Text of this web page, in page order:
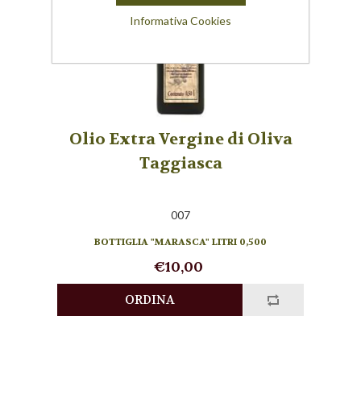
Olio Extra Vergine di Oliva
Taggiasca
007
BOTTIGLIA "MARASCA" LITRI 0,500
€10,00
Informativa Cookies